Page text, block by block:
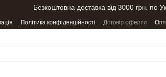
Безкоштовна доставка від 3000 грн. по
Політика конфіденційності Договір оферти